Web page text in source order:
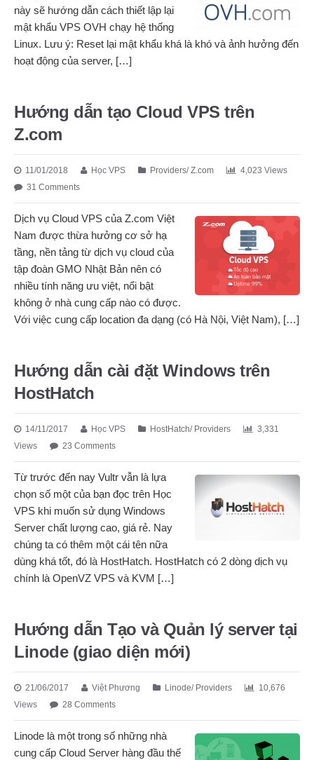
này sẽ hướng dẫn cách thiết lập lại
mật khẩu VPS OVH chạy hệ thống
Linux. Lưu ý: Reset lại mật khẩu khá là khó và ảnh hưởng đến
hoạt động của server, […]
Hướng dẫn tạo Cloud VPS trên
Z.com
11/01/2018 Học VPS Providers/Z.com
4,023 Views
31 Comments
Dịch vụ Cloud VPS của Z.com Việt
Nam được thừa hưởng cơ sở hạ
tầng, nền tảng từ dịch vụ cloud của
tập đoàn GMO Nhật Bản nên có
nhiều tính năng ưu việt, nổi bật
không ở nhà cung cấp nào có được.
Với việc cung cấp location đa dạng (có Hà Nội, Việt Nam), […]
Hướng dẫn cài đặt Windows trên
HostHatch
14/11/2017 Học VPS HostHatch/ Providers
3,331
Views
23 Comments
Từ trước đến nay Vultr vẫn là lựa
chọn số một của bạn đọc trên Học
VPS khi muốn sử dụng Windows
Server chất lượng cao, giá rẻ. Nay
chúng ta có thêm một cái tên nữa
dùng khá tốt, đó là HostHatch. HostHatch có 2 dòng dịch vụ
chính là OpenVZ VPS và KVM […]
Hướng dẫn Tạo và Quản lý server tại
Linode (giao diện mới)
21/06/2017 Việt Phương Linode/ Providers
10,676
Views
28 Comments
Linode là một trong số những nhà
cung cấp Cloud Server hàng đầu thế